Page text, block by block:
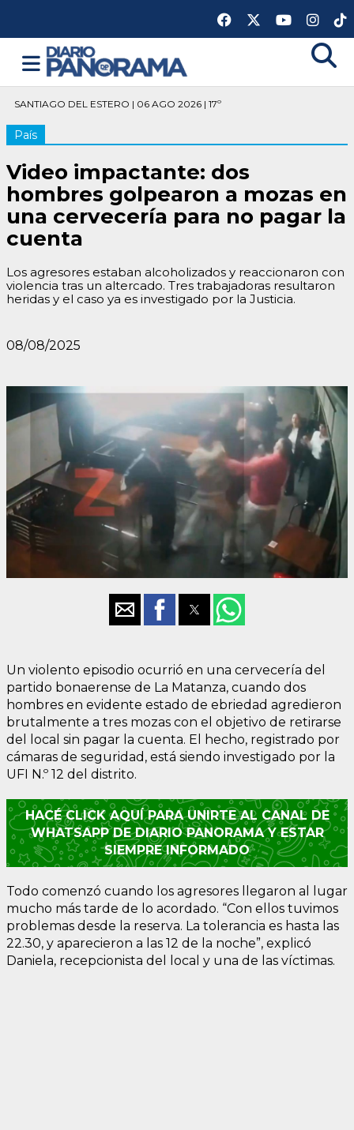
SANTIAGO DEL ESTERO | 06 AGO 2026 | 17º
País
Video impactante: dos
hombres golpearon a mozas en
una cervecería para no pagar la
cuenta
Los agresores estaban alcoholizados y reaccionaron con
violencia tras un altercado. Tres trabajadoras resultaron
heridas y el caso ya es investigado por la Justicia.
08/08/2025
Un violento episodio ocurrió en una cervecería del
partido bonaerense de La Matanza, cuando dos
hombres en evidente estado de ebriedad agredieron
brutalmente a tres mozas con el objetivo de retirarse
del local sin pagar la cuenta. El hecho, registrado por
cámaras de seguridad, está siendo investigado por la
UFI N.º 12 del distrito.
HACÉ CLICK AQUÍ PARA UNIRTE AL CANAL DE
WHATSAPP DE DIARIO PANORAMA Y ESTAR
SIEMPRE INFORMADO
Todo comenzó cuando los agresores llegaron al lugar
mucho más tarde de lo acordado. “Con ellos tuvimos
problemas desde la reserva. La tolerancia es hasta las
22.30, y aparecieron a las 12 de la noche”, explicó
Daniela, recepcionista del local y una de las víctimas.